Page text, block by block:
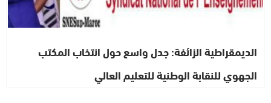
الديمقراطية الزائفة: جدل واسع حول انتخاب المكتب
الجهوي للنقابة الوطنية للتعليم العالي